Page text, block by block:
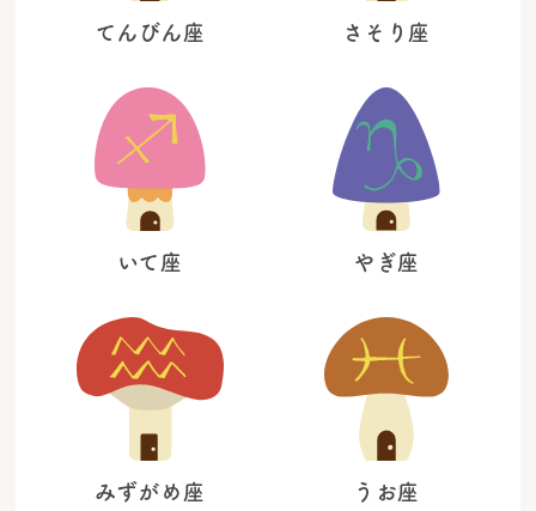
てんびん座 さそり座
いて座 やぎ座
みずがめ座 うお座